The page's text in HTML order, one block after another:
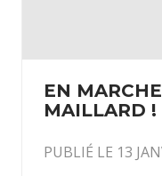
EN
MAILLARD
PUBLIÉ LE 13